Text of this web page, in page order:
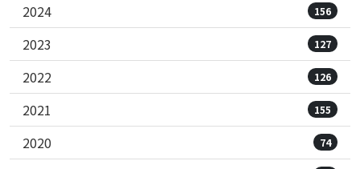
2024 156
2023 127
2022 126
2021 155
2020 74